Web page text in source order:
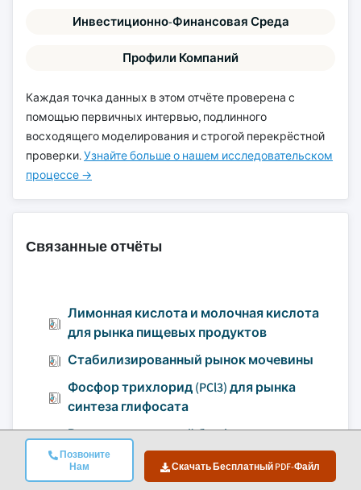
Позвоните
Нам
Скачать Бесплатный PDF-Файл
Инвестиционно-Финансовая Среда
Профили Компаний
Каждая точка данных в этом отчёте проверена с
помощью первичных интервью, подлинного
восходящего моделирования и строгой перекрёстной
проверки.Узнайте больше о нашем исследовательском
процессе →
Связанные отчёты
Лимонная кислота и молочная кислота
для рынка пищевых продуктов
Стабилизированный рынок мочевины
Фосфор трихлорид (PCl3) для рынка
синтеза глифосата
Рынок заменителей бисфенола